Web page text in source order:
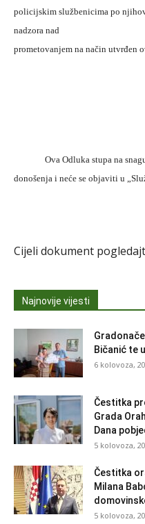
policijskim službenicima po
nadzora nad
prometovanjem na način utvrđen
Ova Odluka stupa na
donošenja i neće se objaviti u
Cijeli dokument
Najnovije vijesti
Bičanić te
6 kolovoza,
Čestitka
Grada
Dana
5 kolovoza,
Čestitka
Milana
5 kolovoza,